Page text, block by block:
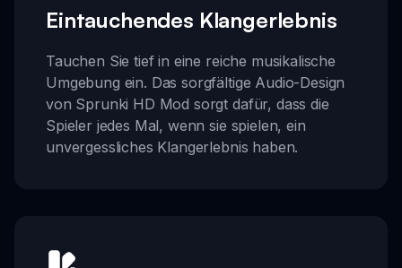
Eintauchendes Klangerlebnis
Tauchen Sie tief in eine reiche musikalische
Umgebung ein. Das sorgfältige Audio-Design
von Sprunki HD Mod sorgt dafür, dass die
Spieler jedes Mal, wenn sie spielen, ein
unvergessliches Klangerlebnis haben.